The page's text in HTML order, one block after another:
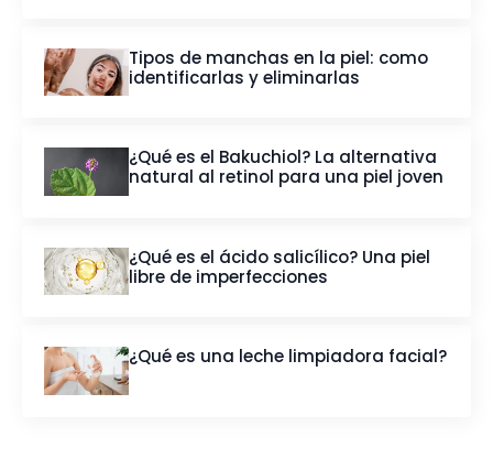
Tipos de manchas en la piel: como
identificarlas y eliminarlas
¿Qué es el Bakuchiol? La alternativa
natural al retinol para una piel joven
¿Qué es el ácido salicílico? Una piel
libre de imperfecciones
¿Qué es una leche limpiadora facial?